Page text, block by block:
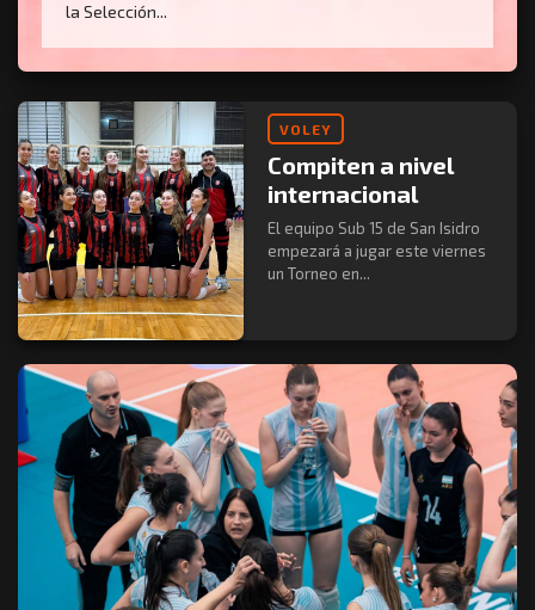
la Selección...
VOLEY
Compiten a nivel
internacional
El equipo Sub 15 de San Isidro
empezará a jugar este viernes
un Torneo en...